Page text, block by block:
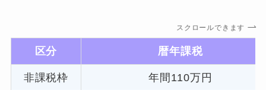
スクロールできます
区分 暦年課税
非課税枠 年間110万円